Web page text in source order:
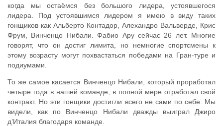
когда мы остаёмся без большого лидера, устоявшегося
лидера. Под устоявшимся лидером я имею в виду таких
гонщиков как Альберто Контадор, Алехандро Вальверде, Крис
Фрум, Винченцо Нибали. Фабио Ару сейчас 26 лет. Многие
говорят, что он достиг лимита, но немногие спортсмены к
этому возрасту могут похвастаться победами на Гран-туре и
подиумами.
То же самое касается Винченцо Нибали, который проработал
четыре года в нашей команде, в полной мере отработал свой
контракт. Но эти гонщики достигли всего не сами по себе. Мы
видели, как по Винченцо Нибали дважды выиграл Джиро
д’Италия благодаря команде.